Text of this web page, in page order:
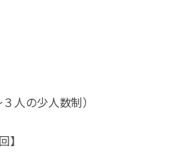
人の少人数制）